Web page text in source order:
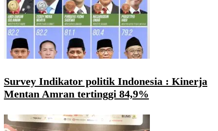
Survey Indikator politik Indonesia : Kinerja
Mentan Amran tertinggi 84,9%